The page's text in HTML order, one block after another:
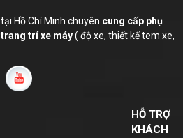
tại Hồ Chí Minh chuyên cung cấp phụ
trang trí xe máy( độ xe, thiết kế tem xe,
HỖ TRỢ
KHÁCH